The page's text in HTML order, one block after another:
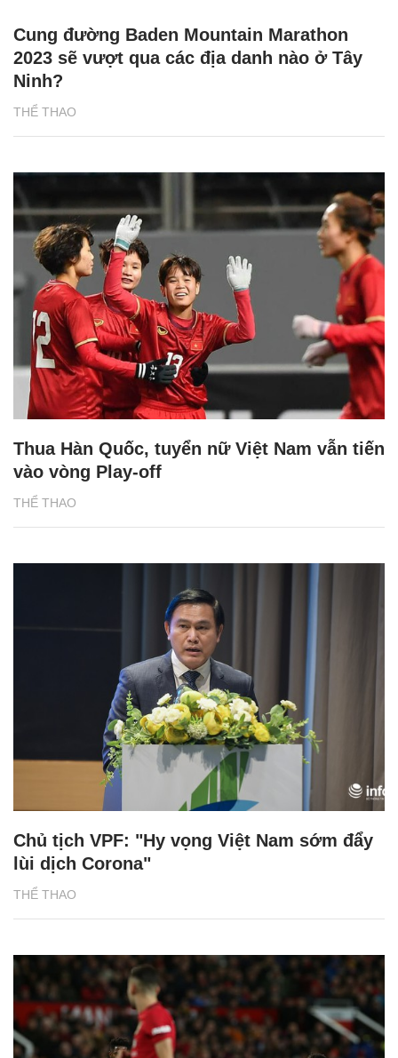
THỂ THAO
Cung đường Baden Mountain Marathon
2023 sẽ vượt qua các địa danh nào ở Tây
Ninh?
THỂ THAO
Thua Hàn Quốc, tuyển nữ Việt Nam vẫn tiến
vào vòng Play-off
THỂ THAO
Chủ tịch VPF: "Hy vọng Việt Nam sớm đẩy
lùi dịch Corona"